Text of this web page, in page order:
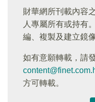
財華網所刊載內容
人專屬所有或持有
編、複製及建立鏡
如有意願轉載，請
方可轉載。